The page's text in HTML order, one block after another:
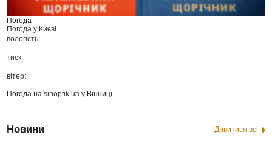
Погода
Погода у Києві
вологість:
тиск:
вітер:
Погода наsinoptik.ua у Вінниці
Новини Дивитися всі